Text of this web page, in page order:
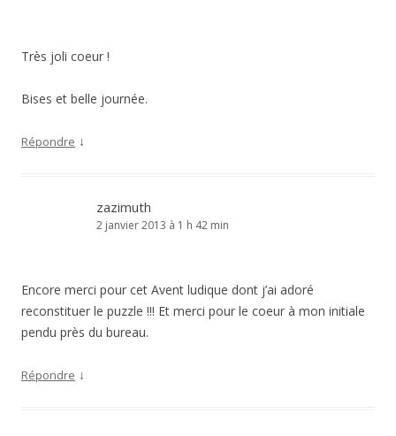
Très joli coeur !
Bises et belle journée.
Répondre ↓
zazimuth
2 janvier 2013 à 1 h 42 min
Encore merci pour cet Avent ludique dont j’ai adoré
reconstituer le puzzle !!! Et merci pour le coeur à mon initiale
pendu près du bureau.
Répondre ↓